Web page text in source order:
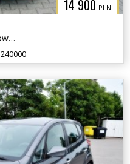
14 900 PLN
Klimatyzacja, Opony wielosezonowe, Czujniki parkowania tył
240000